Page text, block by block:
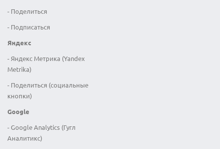
- Поделиться
- Подписаться
Яндекс
- Яндекс Метрика (Yandex
Metrika)
- Поделиться (социальные
кнопки)
Google
- Google Analytics (Гугл
Аналитикс)